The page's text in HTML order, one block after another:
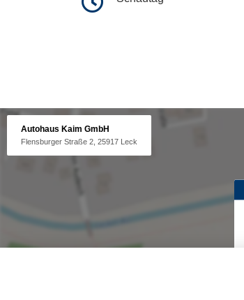
Autohaus Kaim GmbH
Flensburger Straße 2, 25917 Leck